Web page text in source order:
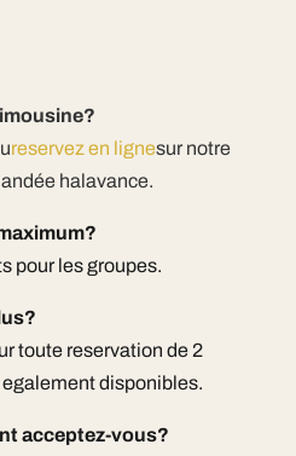
reservez en lignesur notre
halavance.
pour les groupes.
toute reservation de 2
disponibles.
acceptez-vous?